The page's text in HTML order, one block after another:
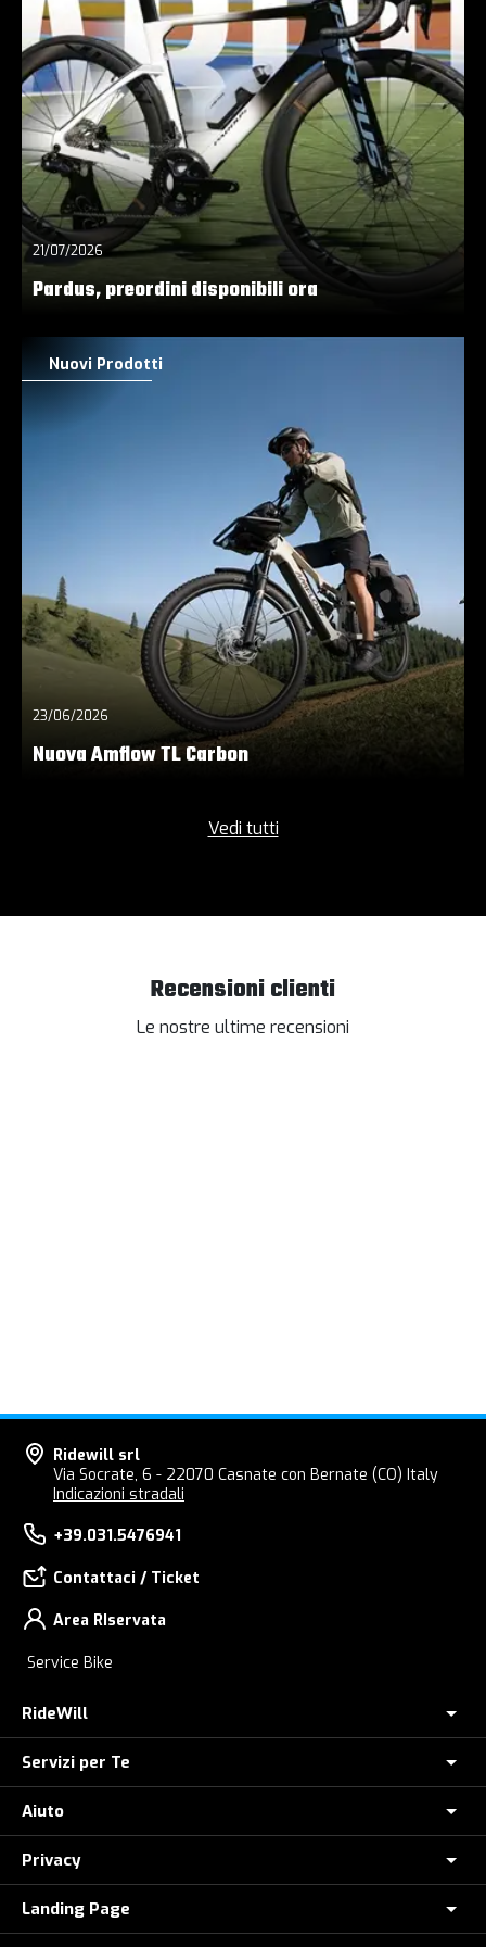
21/07/2026
Pardus, preordini disponibili ora
Nuovi Prodotti
23/06/2026
Nuova Amflow TL Carbon
Vedi tutti
Recensioni clienti
Le nostre ultime recensioni
Ridewill srl
Via Socrate, 6 - 22070 Casnate con Bernate (CO) Italy
Indicazioni stradali
+39.031.5476941
Contattaci / Ticket
Area RIservata
Service Bike
RideWill
Chi Siamo
Dove siamo
Ridewill Factory Club
I Nostri Marchi
Servizi per Te
Assicurazione furto E-Bike
Controlla il tuo Ordine
Polizza Assistenza Stradale
Aiuto
Come Ordinare
Metodi di Pagamento
Privacy
Informative privacy
Landing Page